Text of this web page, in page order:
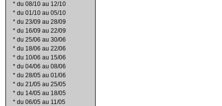
* du 08/10 au 12/10
* du 01/10 au 05/10
* du 23/09 au 28/09
* du 16/09 au 22/09
* du 25/06 au 30/06
* du 18/06 au 22/06
* du 10/06 au 15/06
* du 04/06 au 08/06
* du 28/05 au 01/06
* du 21/05 au 25/05
* du 14/05 au 18/05
* du 06/05 au 11/05